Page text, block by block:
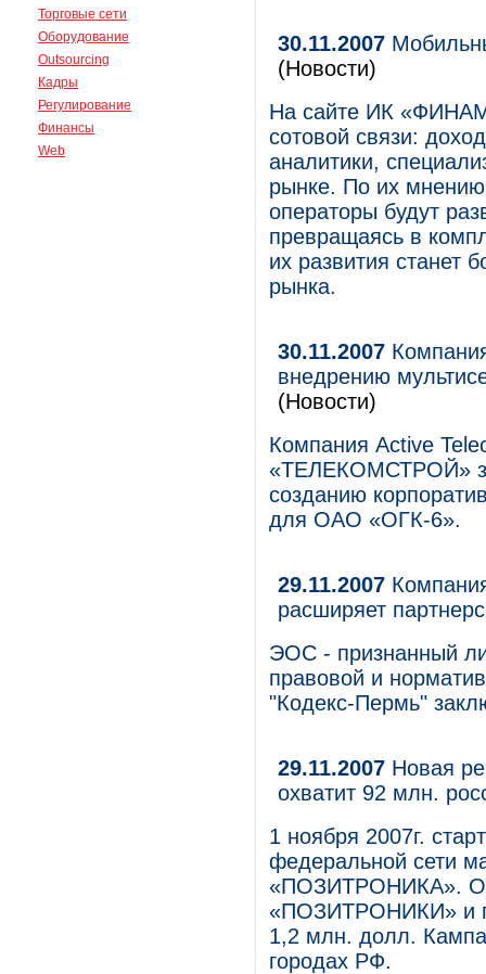
Торговые сети
Оборудование
Outsourcing
Кадры
Регулирование
Финансы
Web
30.11.2007
(Новости)
На сайте ИК
сотовой связи:
аналитики,
рынке. По их
операторы будут
превращаясь в
их развития станет
рынка.
30.11.2007
внедрению
(Новости)
Компания Active
«ТЕЛЕКОМСТРОЙ»
созданию
для ОАО «ОГК-6».
29.11.2007
расширяет
ЭОС - признанный
правовой и
"Кодекс-Пермь"
29.11.2007 Новая
охватит 92 млн.
1 ноября 2007г.
федеральной сети
«ПОЗИТРОНИКА».
«ПОЗИТРОНИКИ» и
1,2 млн. долл.
городах РФ.